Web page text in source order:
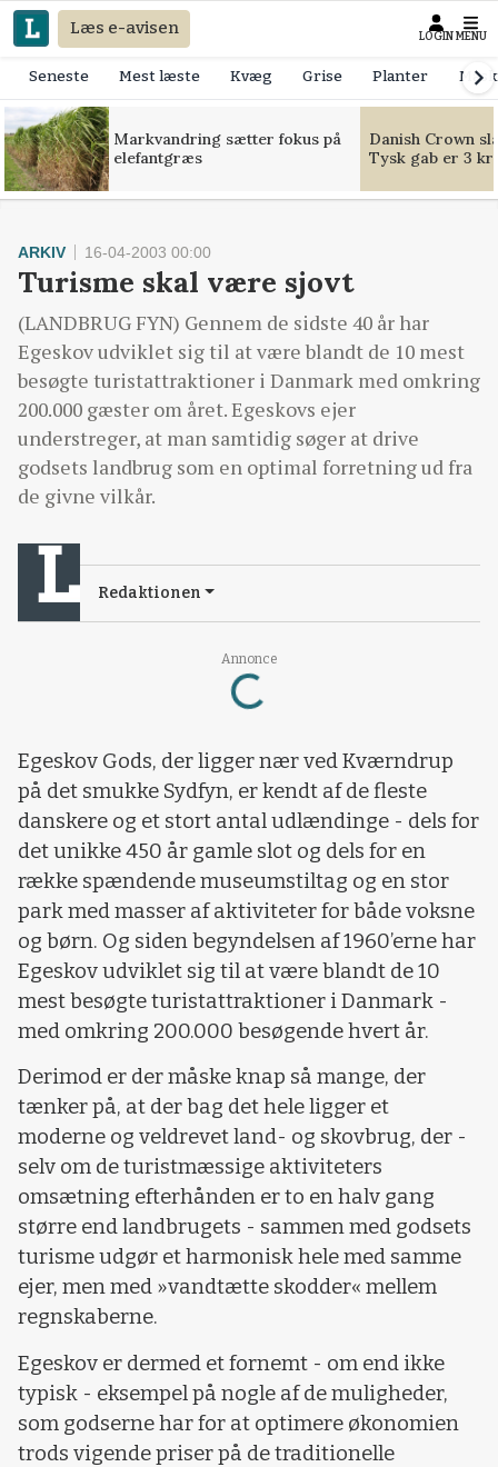
Læs e-avisen LOGIN MENU
Seneste Mest læste Kvæg Grise Planter
Markvandring sætter fokus på
elefantgræs
Danish Crown
Tysk gab er 3
Annonce
Loading...
ARKIV 16-04-2003 00:00
Turisme skal være sjovt
(LANDBRUG FYN) Gennem de sidste 40 år har
Egeskov udviklet sig til at være blandt de 10 mest
besøgte turistattraktioner i Danmark med omkring
200.000 gæster om året. Egeskovs ejer
understreger, at man samtidig søger at drive
godsets landbrug som en optimal forretning ud fra
de givne vilkår.
Redaktionen
Egeskov Gods, der ligger nær ved Kværndrup
på det smukke Sydfyn, er kendt af de fleste
danskere og et stort antal udlændinge - dels for
det unikke 450 år gamle slot og dels for en
række spændende museumstiltag og en stor
park med masser af aktiviteter for både voksne
og børn. Og siden begyndelsen af 1960’erne har
Egeskov udviklet sig til at være blandt de 10
mest besøgte turistattraktioner i Danmark -
med omkring 200.000 besøgende hvert år.
Derimod er der måske knap så mange, der
tænker på, at der bag det hele ligger et
moderne og veldrevet land- og skovbrug, der -
selv om de turistmæssige aktiviteters
omsætning efterhånden er to en halv gang
større end landbrugets - sammen med godsets
turisme udgør et harmonisk hele med samme
ejer, men med »vandtætte skodder« mellem
regnskaberne.
Egeskov er dermed et fornemt - om end ikke
typisk - eksempel på nogle af de muligheder,
som godserne har for at optimere økonomien
trods vigende priser på de traditionelle